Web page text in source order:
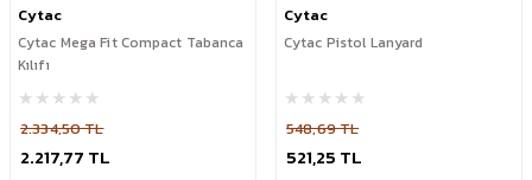
Cytac
Cytac Mega Fit Compact Tabanca
Kılıfı
2.334,50 TL
2.217,77 TL
Cytac
Cytac Pistol Lanyard
548,69 TL
521,25 TL